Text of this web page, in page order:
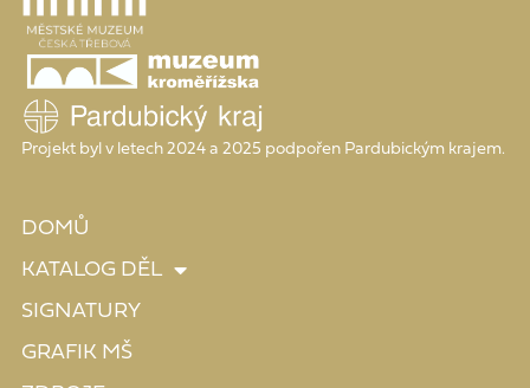
Projekt byl v letech 2024 a 2025 podpořen Pardubickým krajem.
DOMŮ
KATALOG DĚL
SIGNATURY
GRAFIK MŠ